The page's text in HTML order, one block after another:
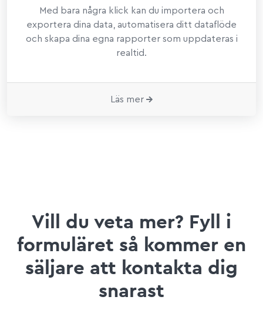
Med bara några klick kan du importera och
exportera dina data, automatisera ditt dataflöde
och skapa dina egna rapporter som uppdateras i
realtid.
Läs mer
Vill du veta mer? Fyll i
formuläret så kommer en
säljare att kontakta dig
snarast